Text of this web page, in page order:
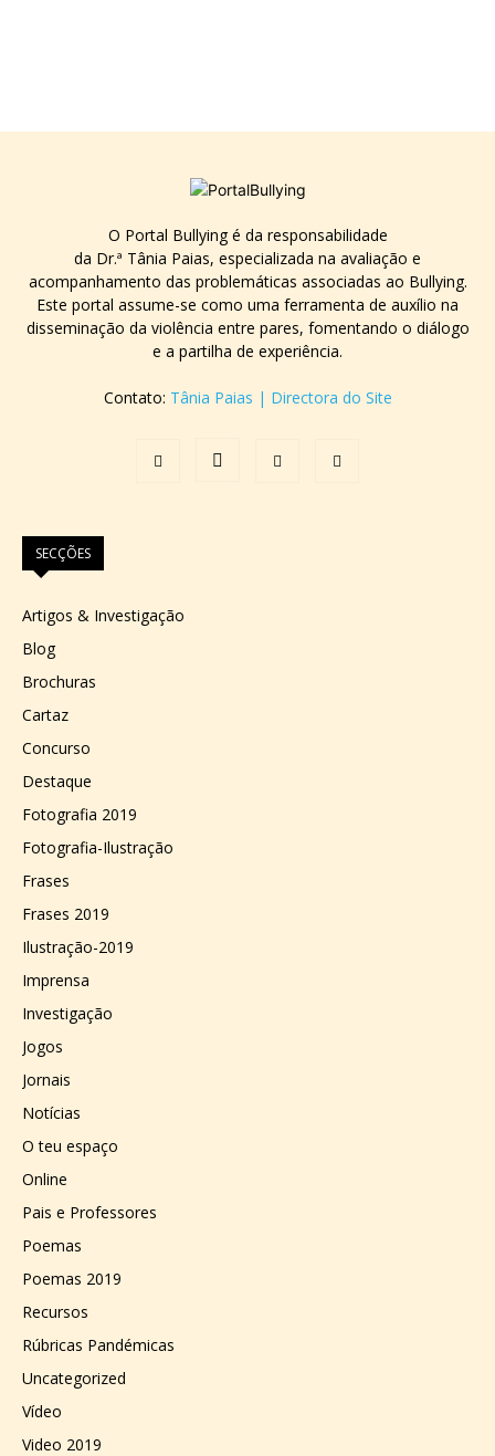
O Portal Bullying é da responsabilidade
da Dr.ª Tânia Paias, especializada na avaliação e
acompanhamento das problemáticas associadas ao Bullying.
Este portal assume-se como uma ferramenta de auxílio na
disseminação da violência entre pares, fomentando o diálogo
e a partilha de experiência.
Contato: Tânia Paias | Directora do Site
SECÇÕES
Artigos & Investigação
Blog
Brochuras
Cartaz
Concurso
Destaque
Fotografia 2019
Fotografia-Ilustração
Frases
Frases 2019
Ilustração-2019
Imprensa
Investigação
Jogos
Jornais
Notícias
O teu espaço
Online
Pais e Professores
Poemas
Poemas 2019
Recursos
Rúbricas Pandémicas
Uncategorized
Vídeo
Video 2019